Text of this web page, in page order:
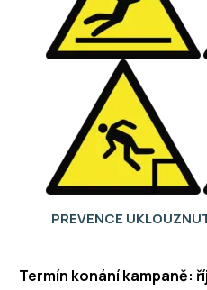
PREVENCE
Termín konání kampaně: